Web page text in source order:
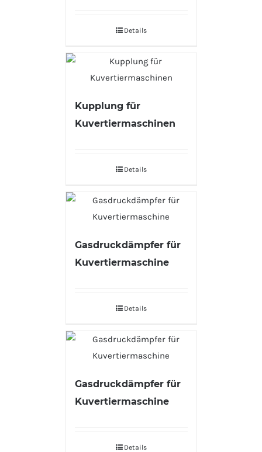
Details
Kupplung für
Kuvertiermaschinen
Details
Gasdruckdämpfer für
Kuvertiermaschine
Details
Gasdruckdämpfer für
Kuvertiermaschine
Details